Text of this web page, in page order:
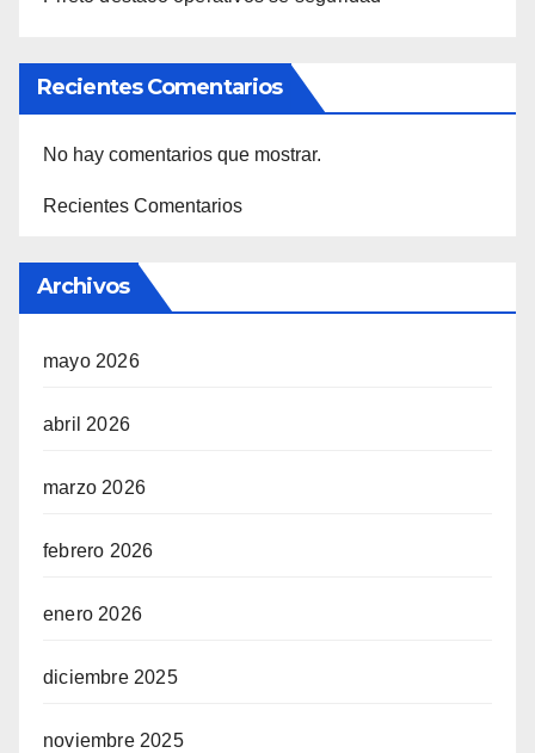
Recientes Comentarios
No hay comentarios que mostrar.
Recientes Comentarios
Archivos
mayo 2026
abril 2026
marzo 2026
febrero 2026
enero 2026
diciembre 2025
noviembre 2025